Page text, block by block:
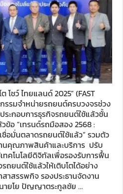
โชว์ ไทยแลนด์ 2025” (FAST
รมจำหน่ายรถยนต์ครบวงจรช่วง
ะกอบการธุรกิจรถยนต์ใช้แล้วชั้น
ข้อ “เทรนด์รถมือสอง 2568 :
อมั่นตลาดรถยนต์ใช้แล้ว” รวมตัว
นคุณภาพสินค้าและบริการ ปรับ
ทคโนโลยีดิจิทัลเพื่อรองรับการฟื้น
ยนต์ใช้แล้วให้เติบโตได้อย่าง
าสรรพกิจ รองประธานจัดงาน
ายโย ปัญญาตระกูลชัย …